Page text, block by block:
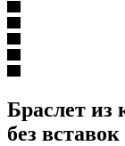
Браслет из
без